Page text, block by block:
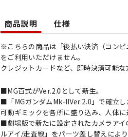
商品説明 仕様
※こちらの商品は「後払い決済（コン
をご利用いただけません。
クレジットカードなど、即時決済可能な
■MG百式がVer.2.0として新生。
■「MGガンダムMk-IIVer.2.0」で確立
可動ギミックを各所に盛り込み、人体に
■劇場版で新たに設定されたカメラア
ルアイ/走査線」をパーツ差し替えにより